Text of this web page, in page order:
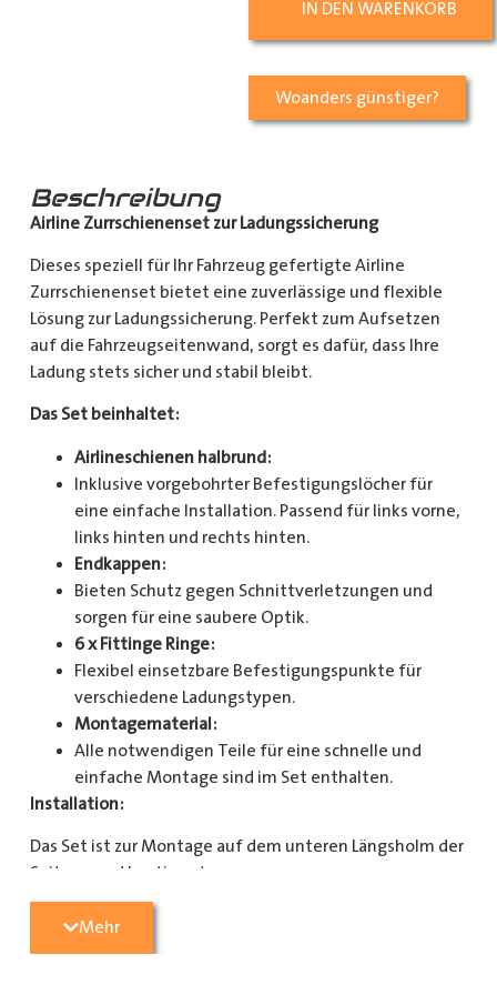
IN DEN WARENKORB
Woanders günstiger?
Beschreibung
Airline Zurrschienenset zur Ladungssicherung
Dieses speziell für Ihr Fahrzeug gefertigte Airline
Zurrschienenset bietet eine zuverlässige und flexible
Lösung zur Ladungssicherung. Perfekt zum Aufsetzen
auf die Fahrzeugseitenwand, sorgt es dafür, dass Ihre
Ladung stets sicher und stabil bleibt.
Das Set beinhaltet:
Airlineschienen halbrund:
Inklusive vorgebohrter Befestigungslöcher für
eine einfache Installation. Passend für links vorne,
links hinten und rechts hinten.
Endkappen:
Bieten Schutz gegen Schnittverletzungen und
sorgen für eine saubere Optik.
6 x Fittinge Ringe:
Flexibel einsetzbare Befestigungspunkte für
verschiedene Ladungstypen.
Montagematerial:
Alle notwendigen Teile für eine schnelle und
einfache Montage sind im Set enthalten.
Installation:
Das Set ist zur Montage auf dem unteren Längsholm der
Seitenwand bestimmt.
Mit diesem Zurrschienenset verbessern Sie die
Mehr